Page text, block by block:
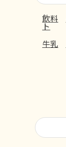
飲料
ト
牛乳